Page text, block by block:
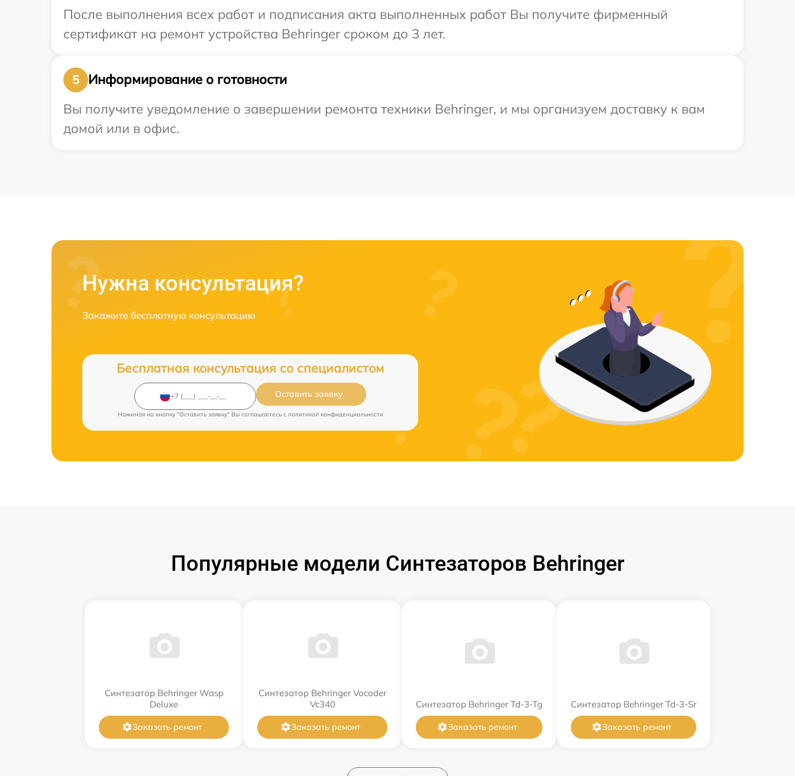
После выполнения всех работ и подписания акта выполненных работ Вы получите фирменный
сертификат на ремонт устройства Behringer сроком до 3 лет.
5
Информирование о готовности
Вы получите уведомление о завершении ремонта техники Behringer, и мы организуем доставку к вам
домой или в офис.
Нужна консультация?
Закажите бесплатную консультацию
Бесплатная консультация со специалистом
Оставить заявку
Нажимая на кнопку "Оставить заявку" Вы соглашаетесь c политикой конфиденциальности
Популярные модели Синтезаторов Behringer
Синтезатор Behringer Wasp
Deluxe
Заказать ремонт
Синтезатор Behringer Vocoder
Vc340
Заказать ремонт
Синтезатор Behringer Td-3-Tg
Заказать ремонт
Синтезатор Behringer Td-3-Sr
Заказать ремонт